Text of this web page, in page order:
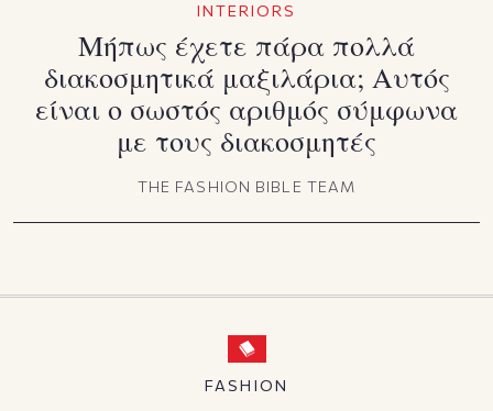
INTERIORS
Μήπως έχετε πάρα πολλά
διακοσμητικά μαξιλάρια; Αυτός
είναι ο σωστός αριθμός σύμφωνα
με τους διακοσμητές
THE FASHION BIBLE TEAM
FASHION